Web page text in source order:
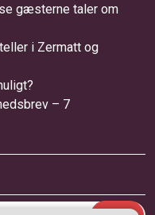
gæsterne taler om
i Zermatt og
– 7